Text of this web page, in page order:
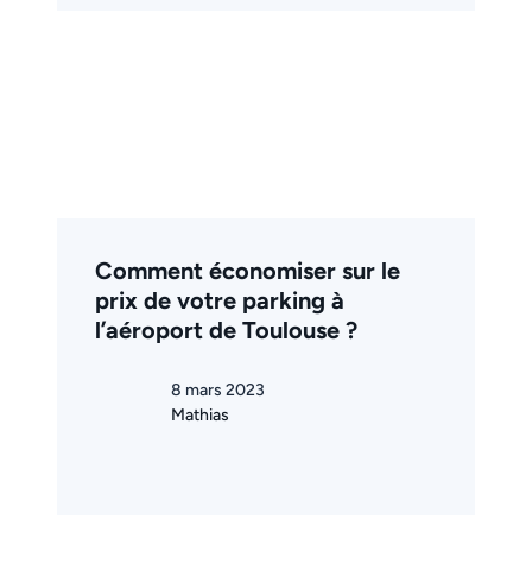
Comment économiser sur le
prix de votre parking à
l’aéroport de Toulouse ?
8 mars 2023
Mathias